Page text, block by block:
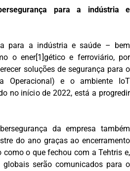
para a indústria e
para a indústria e saúde – bem
o ener[1]gético e ferroviário, por
soluções de segurança para o
Operacional) e o ambiente IoT
no início de 2022, está a progredir
da empresa também
do ano graças ao encerramento
o que fechou com a Tehtris e,
globais serão comunicados para o